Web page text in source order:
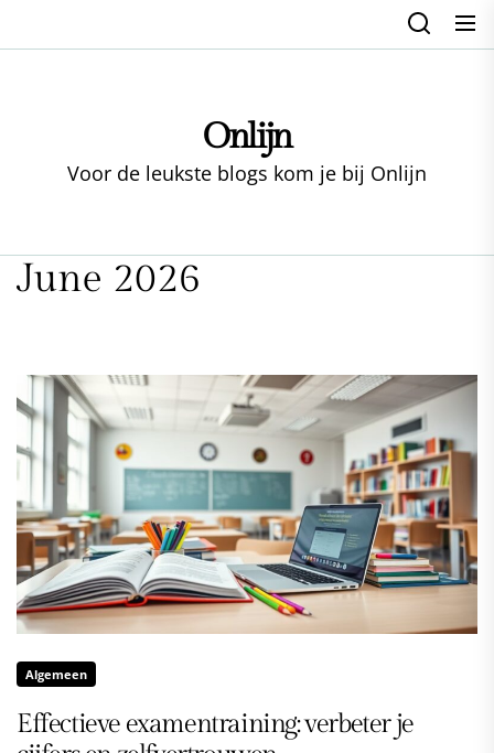
Onlijn
Voor de leukste blogs kom je bij Onlijn
June 2026
Algemeen
Effectieve examentraining: verbeter je